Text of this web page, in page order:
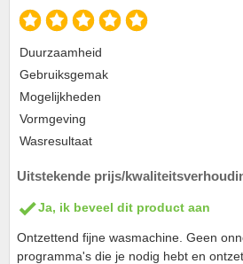
Duurzaamheid
Gebruiksgemak
Mogelijkheden
Vormgeving
Wasresultaat
Uitstekende prijs/
Ja, ik beveel dit product aan
Ontzettend fijne wasmachine. Geen
programma's die je nodig hebt en